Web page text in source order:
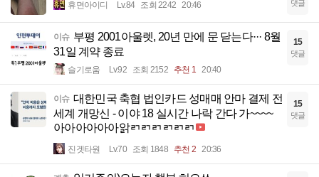
휴면아이디 Lv.84 조회 2242 20:46 댓글
이슈 부평 2001아울렛, 20년 만에 문 닫는다··· 8월
31일 계약 종료
슬기로움 Lv.92 조회 2152 추천 1 20:40
15
댓글
이슈 대한민국 축협 법인카드 성매매 안마 결제 전
세계 개망신 - 이야 18 실시간 나락 간다 가~~~~
아아아아아아앍ㄺㄺㄺㄺㄺㄺ
진겟타원 Lv.70 조회 1848 추천 2 20:36
15
댓글